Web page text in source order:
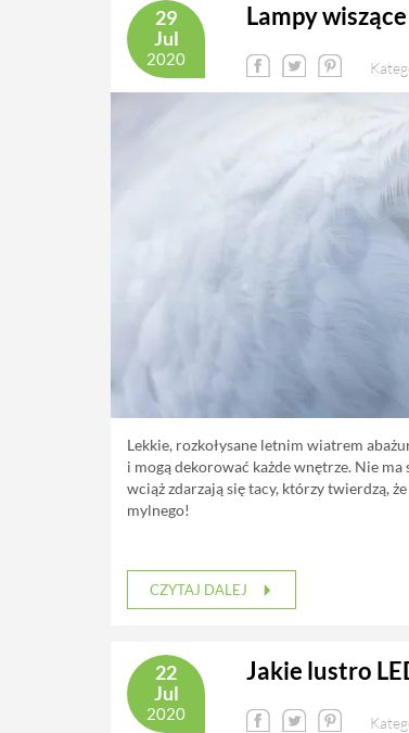
29
Jul
2020
Lampy
Lekkie, rozkołysane letnim wiatrem
i mogą dekorować każde wnętrze. Nie
wciąż zdarzają się tacy, którzy twierdzą,
mylnego!
CZYTAJ DALEJ
22
Jul
2020
Jakie lustro